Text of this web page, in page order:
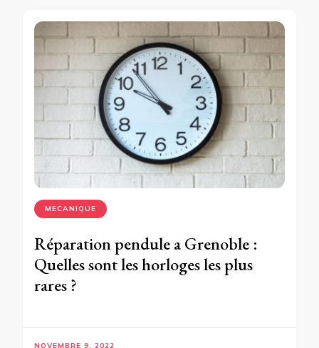
MECANIQUE
Réparation pendule a Grenoble :
Quelles sont les horloges les plus
rares ?
NOVEMBRE 9, 2022